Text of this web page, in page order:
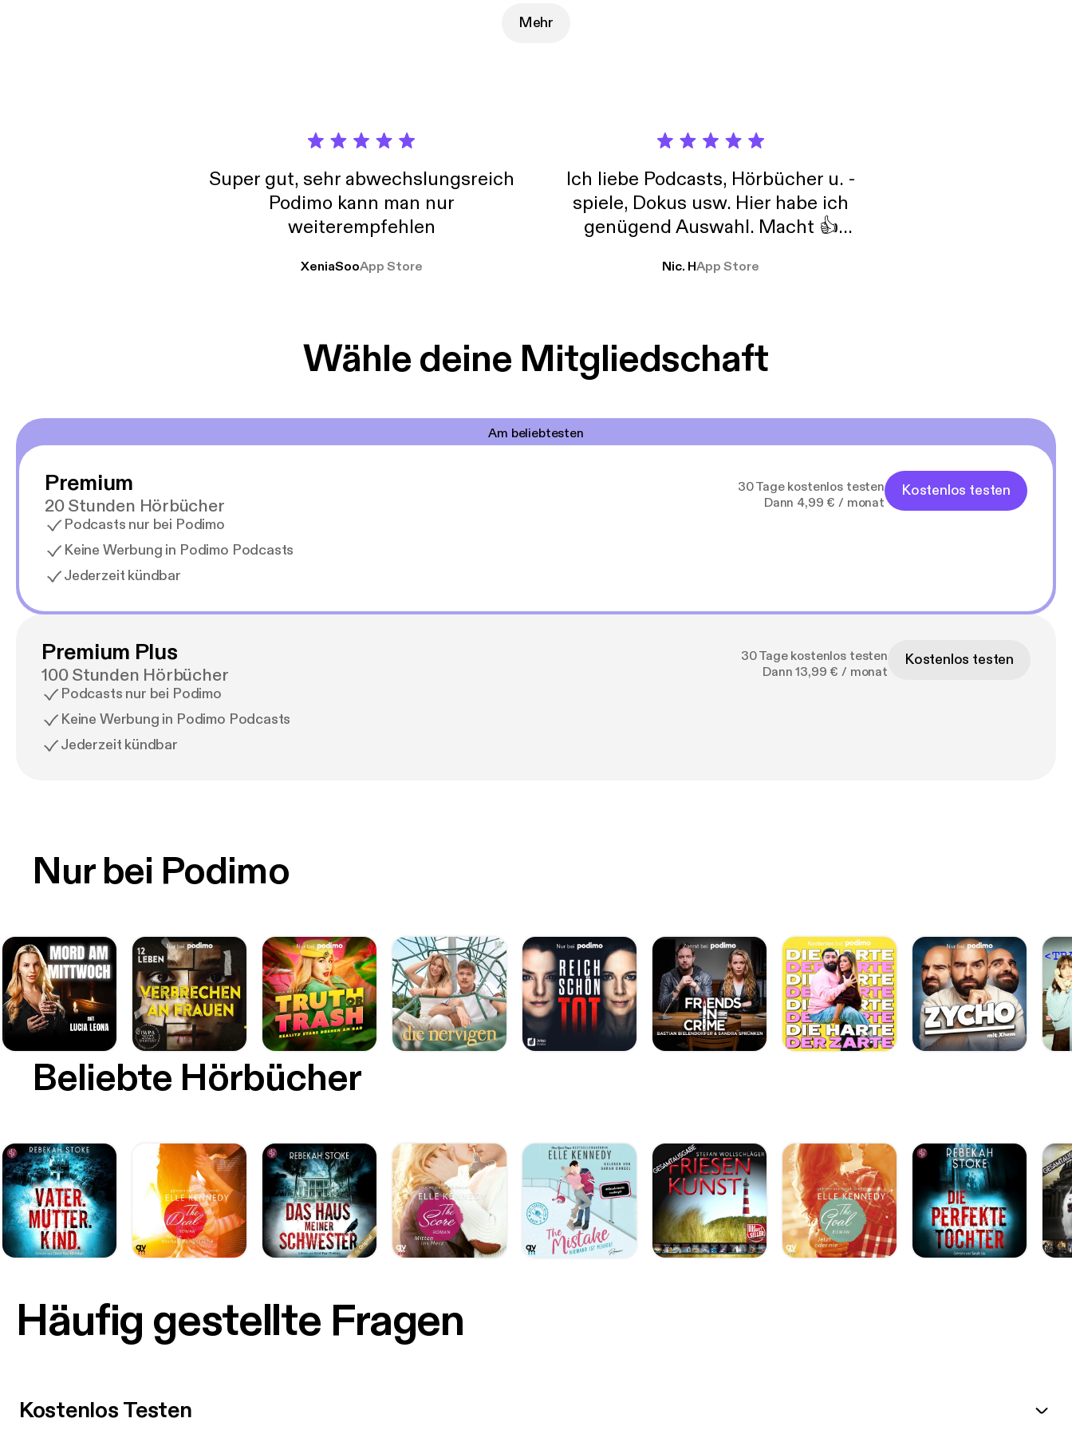
Mehr
Super gut, sehr abwechslungsreich
Podimo kann man nur
weiterempfehlen
XeniaSooApp Store
Ich liebe Podcasts, Hörbücher u. -
spiele, Dokus usw. Hier habe ich
genügend Auswahl. Macht 👍
Nic. HApp Store
Wähle deine Mitgliedschaft
Am beliebtesten
Premium
20 Stunden Hörbücher
Podcasts nur bei Podimo
Keine Werbung in Podimo Podcasts
Jederzeit kündbar
30 Tage kostenlos testen
Dann 4,99 € / monat
Kostenlos testen
Premium Plus
100 Stunden Hörbücher
Podcasts nur bei Podimo
Keine Werbung in Podimo Podcasts
Jederzeit kündbar
30 Tage kostenlos testen
Dann 13,99 € / monat
Kostenlos testen
Nur bei Podimo
Beliebte Hörbücher
Häufig gestellte Fragen
Kostenlos Testen